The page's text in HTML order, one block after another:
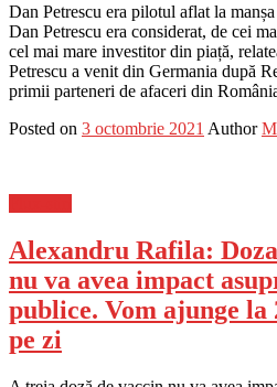
Dan Petrescu era pilotul aflat la
Dan Petrescu era considerat, de cei
cel mai mare investitor din piață,
Petrescu a venit din Germania după
primii parteneri de afaceri din
Posted on 3 octombrie 2021 Author
Alexandru Rafila:
nu va avea impact
publice. Vom ajunge la
pe zi